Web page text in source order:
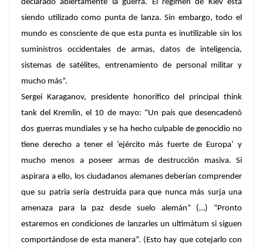
declarado abiertamente la guerra. El régimen de Kiev está
siendo utilizado como punta de lanza. Sin embargo, todo el
mundo es consciente de que esta punta es inutilizable sin los
suministros occidentales de armas, datos de inteligencia,
sistemas de satélites, entrenamiento de personal militar y
mucho más”.
Sergei Karaganov, presidente honorifico del principalthink
tank del Kremlin, el 10 de mayo: “Un país que desencadenó
dos guerras mundiales y se ha hecho culpable de genocidio no
tiene derecho a tener el ‘ejército más fuerte de Europa’ y
mucho menos a poseer armas de destrucción masiva. Si
aspirara a ello, los ciudadanos alemanes deberían comprender
que su patria sería destruida para que nunca más surja una
amenaza para la paz desde suelo alemán” (…) “Pronto
estaremos en condiciones de lanzarles un ultimátum si siguen
comportándose de esta manera”. (Esto hay que cotejarlo con